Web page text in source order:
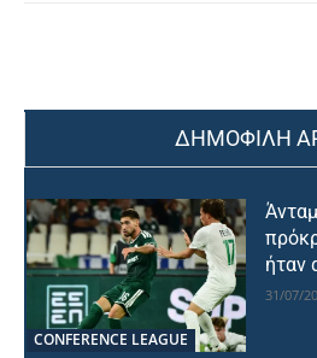
ΔΗΜΟΦΙΛΗ
CONFERENCE LEAGUE
ήταν
31/07/